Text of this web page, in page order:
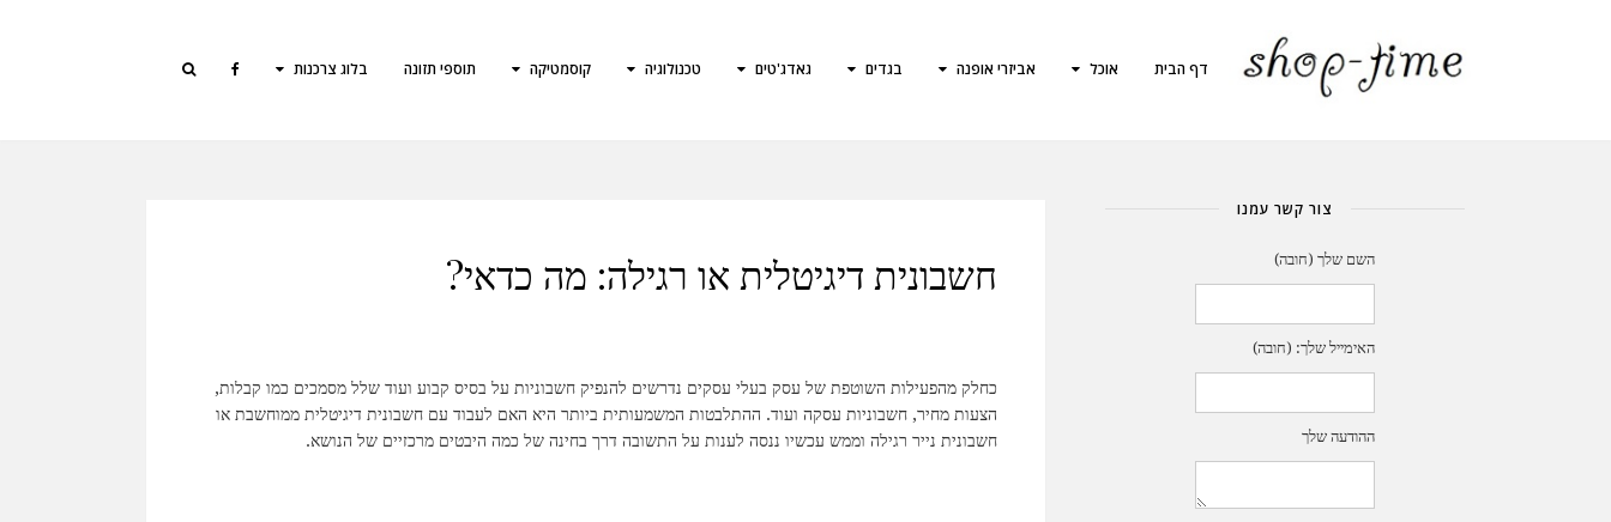
דף הבית אוכל אביזרי אופנה בגדים גאדג'טים טכנולוגיה קוסמטיקה תוספי תזונה בלוג צרכנות
חשבונית דיגיטלית או רגילה: מה כדאי?
כחלק מהפעילות השוטפת של עסק בעלי עסקים נדרשים להנפיק חשבוניות על בסיס קבוע ועוד שלל מסמכים כמו קבלות,
הצעות מחיר, חשבוניות עסקה ועוד. ההתלבטות המשמעותית ביותר היא האם לעבוד עם חשבונית דיגיטלית ממוחשבת או
חשבונית נייר רגילה וממש עכשיו ננסה לענות על התשובה דרך בחינה של כמה היבטים מרכזיים של הנושא.
צור קשר עמנו
השם שלך (חובה)
האימייל שלך: (חובה)
ההודעה שלך